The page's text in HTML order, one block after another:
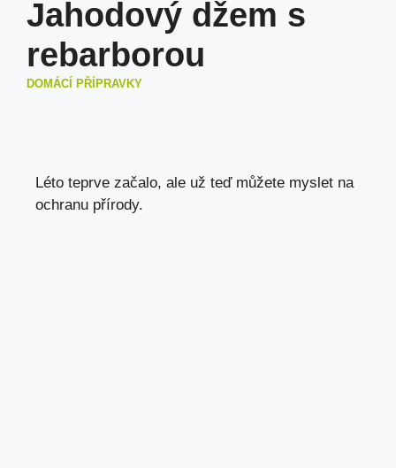
Jahodový džem s
rebarborou
DOMÁCÍ PŘÍPRAVKY
Léto teprve začalo, ale už teď můžete myslet na
ochranu přírody.